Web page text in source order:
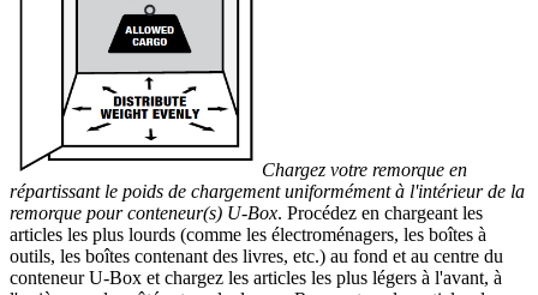
Chargez votre remorque en
répartissant le poids de chargement uniformément à l'intérieur de la
remorque pour conteneur(s) U-Box. Procédez en chargeant les
articles les plus lourds (comme les électroménagers, les boîtes à
outils, les boîtes contenant des livres, etc.) au fond et au centre du
conteneur U-Box et chargez les articles les plus légers à l'avant, à